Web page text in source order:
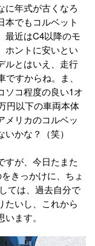
に年式が古くなろ
本でもコルベット
最近はC4以降のモ
ホントに安いとい
ルとはいえ、走行
すからね。ま、
ソコ程度の良い1オ
円以下の車両本体
メリカのコルベッ
かな？（笑）
すが、今日たまた
きっかけに、ちょ
ては、過去自分で
たいし、これから
ます。